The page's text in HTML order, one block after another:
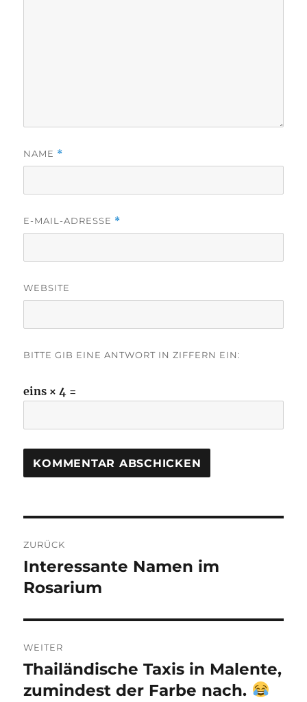
NAME *
E-MAIL-ADRESSE *
WEBSITE
BITTE GIB EINE ANTWORT IN ZIFFERN EIN:
eins × 4 =
ZURÜCK
Vorheriger
Beitrag:
Interessante Namen im
Rosarium
WEITER
Nächster
Beitrag:
Thailändische Taxis in Malente,
zumindest der Farbe nach.